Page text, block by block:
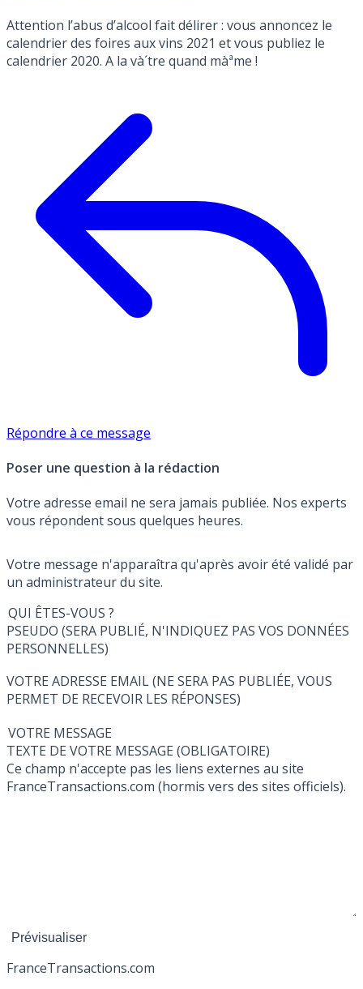
Attention l’abus d’alcool fait délirer : vous annoncez le
calendrier des foires aux vins 2021 et vous publiez le
calendrier 2020. A la và´tre quand màªme !
Répondre à ce message
Poser une question à la rédaction
Votre adresse email ne sera jamais publiée. Nos experts
vous répondent sous quelques heures.
Votre message n'apparaîtra qu'après avoir été validé par
un administrateur du site.
QUI ÊTES-VOUS ?
PSEUDO (SERA PUBLIÉ, N'INDIQUEZ PAS VOS DONNÉES
PERSONNELLES)
VOTRE ADRESSE EMAIL (NE SERA PAS PUBLIÉE, VOUS
PERMET DE RECEVOIR LES RÉPONSES)
VOTRE MESSAGE
TEXTE DE VOTRE MESSAGE (OBLIGATOIRE)
Ce champ n'accepte pas les liens externes au site
FranceTransactions.com (hormis vers des sites officiels).
FranceTransactions.com